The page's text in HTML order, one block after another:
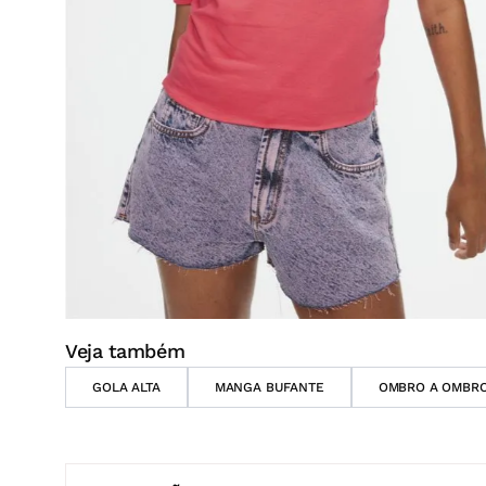
Veja também
GOLA ALTA MANGA BUFANTE OMBRO A